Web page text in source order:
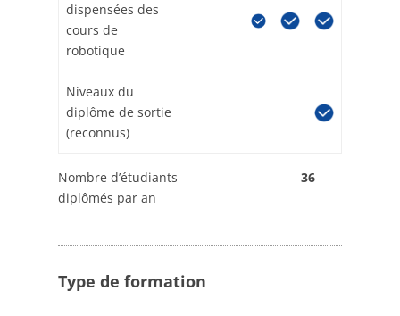
dispensées des
cours de
robotique
Niveaux du
diplôme de sortie
(reconnus)
Nombre d’étudiants
diplômés par an
36
Type de formation